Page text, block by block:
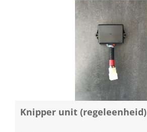
Knipper unit (regeleenheid)